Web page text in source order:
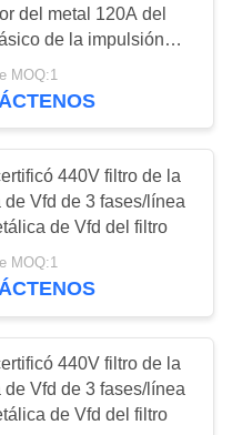
24
inversor
del metal 120A del
de la impulsión
MOQ:1
440V filtro de la
de Vfd de 3 fases/línea
de Vfd del filtro
MOQ:1
440V filtro de la
de Vfd de 3 fases/línea
de Vfd del filtro